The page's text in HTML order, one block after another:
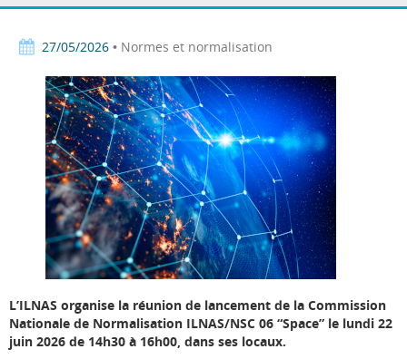
27/05/2026 • Normes et normalisation
L’ILNAS organise la réunion de lancement de la Commission
Nationale de Normalisation ILNAS/NSC 06 “Space” le lundi 22
juin 2026 de 14h30 à 16h00, dans ses locaux.